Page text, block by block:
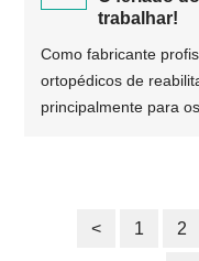
trabalhar!
Como fabricante
ortopédicos de
principalmente para
< 1 2